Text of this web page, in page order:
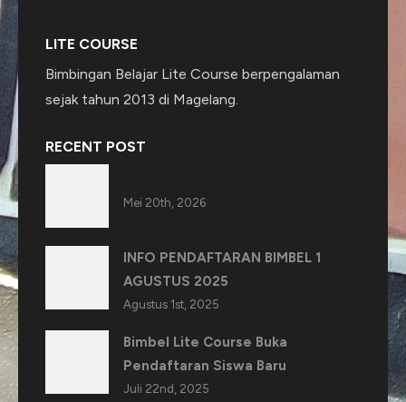
LITE COURSE
Bimbingan Belajar Lite Course berpengalaman
sejak tahun 2013 di Magelang.
RECENT POST
Mei 20th, 2026
INFO PENDAFTARAN BIMBEL 1
AGUSTUS 2025
Agustus 1st, 2025
Bimbel Lite Course Buka
Pendaftaran Siswa Baru
Juli 22nd, 2025